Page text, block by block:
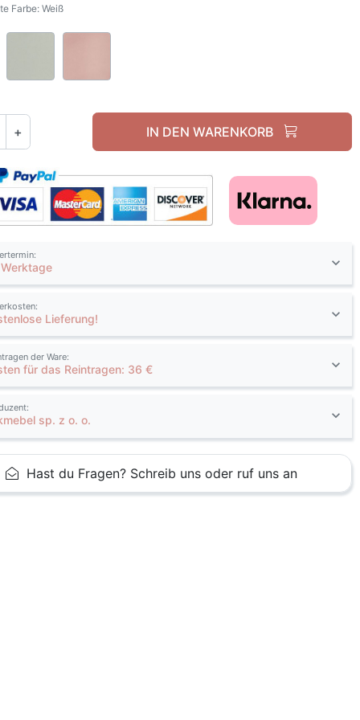
Farbe: Weiß
+ IN DEN WARENKORB
Lieferung!
der Ware:
für das Reintragen: 36 €
sp. z o. o.
Hast du Fragen? Schreib uns oder ruf uns an